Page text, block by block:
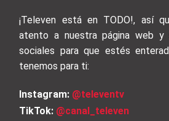
¡Televen está en TODO!, así
atento a nuestra página web y
sociales para que estés
tenemos para ti:
Instagram: @televentv
TikTok: @canal_televen